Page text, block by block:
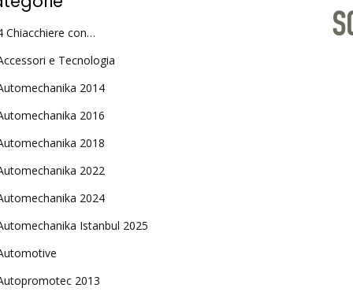
Chiacchiere con…
e Tecnologia
2014
2016
2018
2022
2024
Istanbul 2025
2013